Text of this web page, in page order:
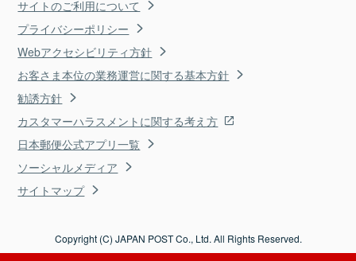
サイトのご利用について
プライバシーポリシー
Webアクセシビリティ方針
お客さま本位の業務運営に関する基本方針
勧誘方針
カスタマーハラスメントに関する考え方
日本郵便公式アプリ一覧
ソーシャルメディア
サイトマップ
Copyright (C) JAPAN POST Co., Ltd. All Rights Reserved.